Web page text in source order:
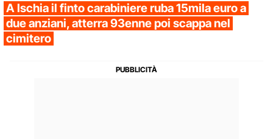
A Ischia il finto carabiniere ruba 15mila euro a
due anziani, atterra 93enne poi scappa nel
cimitero